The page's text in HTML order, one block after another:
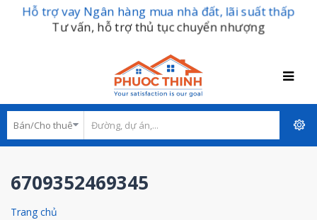
Hỗ trợ vay Ngân hàng mua nhà đất, lãi suất thấp
Tư vấn, hỗ trợ thủ tục chuyển nhượng
6709352469345
Trang chủ